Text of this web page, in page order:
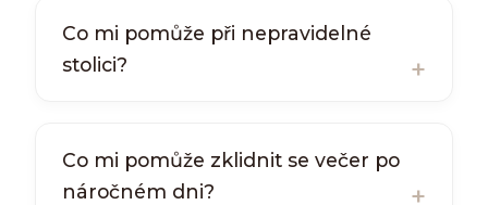
Co mi pomůže při nepravidelné
stolici?
Co mi pomůže zklidnit se večer po
náročném dni?